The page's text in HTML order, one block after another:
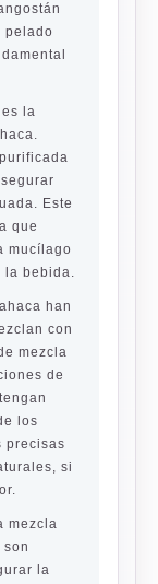
pelado
la
Este
que
mucílago
la bebida.
han
con
mezcla
de
los
precisas
si
mezcla
la